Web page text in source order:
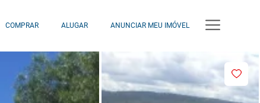
COMPRAR ALUGAR ANUNCIAR MEU IMÓVEL